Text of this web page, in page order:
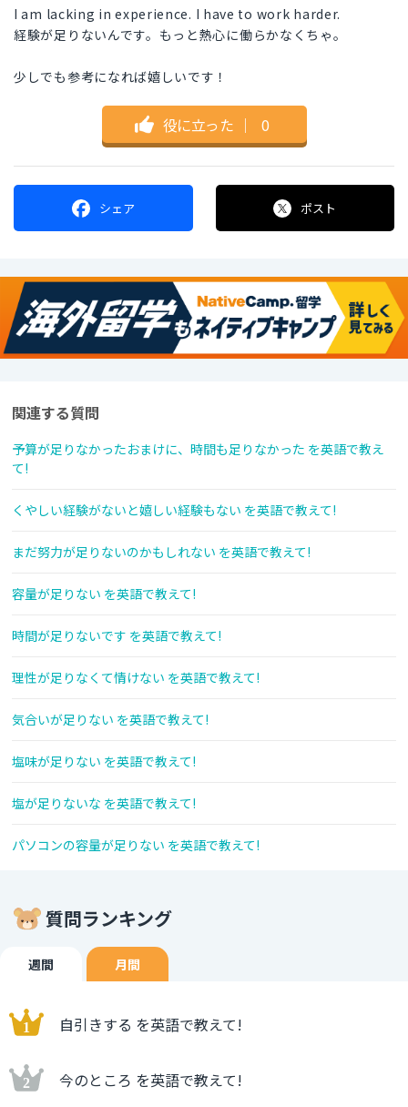
I am lacking in experience. I have to work harder.
経験が足りないんです。もっと熱心に働らかなくちゃ。
少しでも参考になれば嬉しいです！
役に立った ｜ 0
シェア ポスト
関連する質問
予算が足りなかったおまけに、時間も足りなかった を英語で教え
て!
くやしい経験がないと嬉しい経験もない を英語で教えて!
まだ努力が足りないのかもしれない を英語で教えて!
容量が足りない を英語で教えて!
時間が足りないです を英語で教えて!
理性が足りなくて情けない を英語で教えて!
気合いが足りない を英語で教えて!
塩味が足りない を英語で教えて!
塩が足りないな を英語で教えて!
パソコンの容量が足りない を英語で教えて!
質問ランキング
週間 月間
自引きする を英語で教えて!
今のところ を英語で教えて!